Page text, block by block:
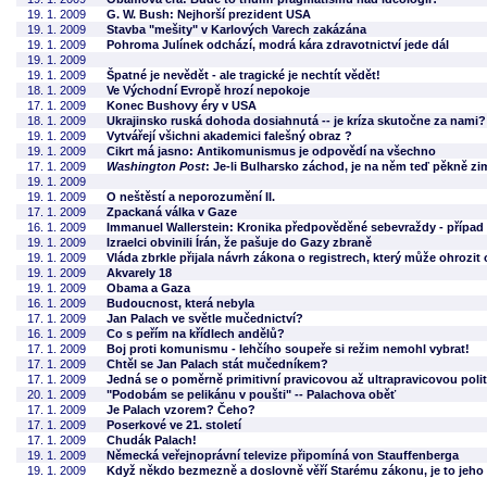
19. 1. 2009
G. W. Bush: Nejhorší prezident USA
19. 1. 2009
Stavba "mešity" v Karlových Varech zakázána
19. 1. 2009
Pohroma Julínek odchází, modrá kára zdravotnictví jede dál
19. 1. 2009
19. 1. 2009
Špatné je nevědět - ale tragické je nechtít vědět!
18. 1. 2009
Ve Východní Evropě hrozí nepokoje
17. 1. 2009
Konec Bushovy éry v USA
18. 1. 2009
Ukrajinsko ruská dohoda dosiahnutá -- je kríza skutočne za nami?
19. 1. 2009
Vytvářejí všichni akademici falešný obraz ?
19. 1. 2009
Cikrt má jasno: Antikomunismus je odpovědí na všechno
17. 1. 2009
Washington Post: Je-li Bulharsko záchod, je na něm teď pěkně
19. 1. 2009
19. 1. 2009
O neštěstí a neporozumění II.
17. 1. 2009
Zpackaná válka v Gaze
16. 1. 2009
Immanuel Wallerstein: Kronika předpověděné sebevraždy - případ
19. 1. 2009
Izraelci obvinili Írán, že pašuje do Gazy zbraně
19. 1. 2009
Vláda zbrkle přijala návrh zákona o registrech, který může ohrozit
19. 1. 2009
Akvarely 18
19. 1. 2009
Obama a Gaza
16. 1. 2009
Budoucnost, která nebyla
17. 1. 2009
Jan Palach ve světle mučednictví?
16. 1. 2009
Co s peřím na křídlech andělů?
17. 1. 2009
Boj proti komunismu - lehčího soupeře si režim nemohl vybrat!
17. 1. 2009
Chtěl se Jan Palach stát mučedníkem?
17. 1. 2009
Jedná se o poměrně primitivní pravicovou až ultrapravicovou
20. 1. 2009
"Podobám se pelikánu v poušti" -- Palachova oběť
17. 1. 2009
Je Palach vzorem? Čeho?
17. 1. 2009
Poserkové ve 21. století
17. 1. 2009
Chudák Palach!
19. 1. 2009
Německá veřejnoprávní televize připomíná von Stauffenberga
19. 1. 2009
Když někdo bezmezně a doslovně věří Starému zákonu, je to